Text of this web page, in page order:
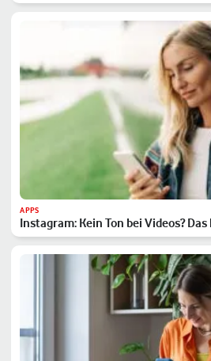
APPS
Instagram: Kein Ton bei Videos?